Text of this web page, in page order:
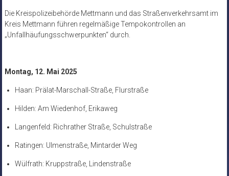
Die Kreispolizeibehörde Mettmann und das Straßenverkehrsamt im
Kreis Mettmann führen regelmäßige Tempokontrollen an
„Unfallhäufungsschwerpunkten“ durch.
Montag, 12. Mai 2025
Haan: Prälat-Marschall-Straße, Flurstraße
Hilden: Am Wiedenhof, Erikaweg
Langenfeld: Richrather Straße, Schulstraße
Ratingen: Ulmenstraße, Mintarder Weg
Wülfrath: Kruppstraße, Lindenstraße